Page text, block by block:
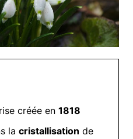
créée en 1818
la cristallisation de